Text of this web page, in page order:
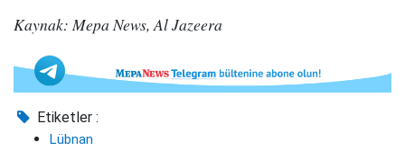
Kaynak: Mepa News, Al Jazeera
Etiketler :
Lübnan